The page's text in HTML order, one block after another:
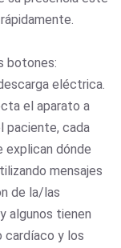
botones:
eléctrica.
el aparato a
paciente, cada
explican dónde
mensajes
de la/las
algunos tienen
cardíaco y los